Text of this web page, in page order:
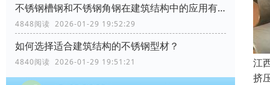
不锈钢槽钢和不锈钢角钢在建筑结构中的应用有何区别？
4848阅读 2026-01-29 19:52:29
如何选择适合建筑结构的不锈钢型材？
4840阅读 2026-01-29 19:51:21
江
挤